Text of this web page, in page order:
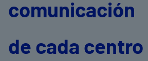
comunicación
de cada centro